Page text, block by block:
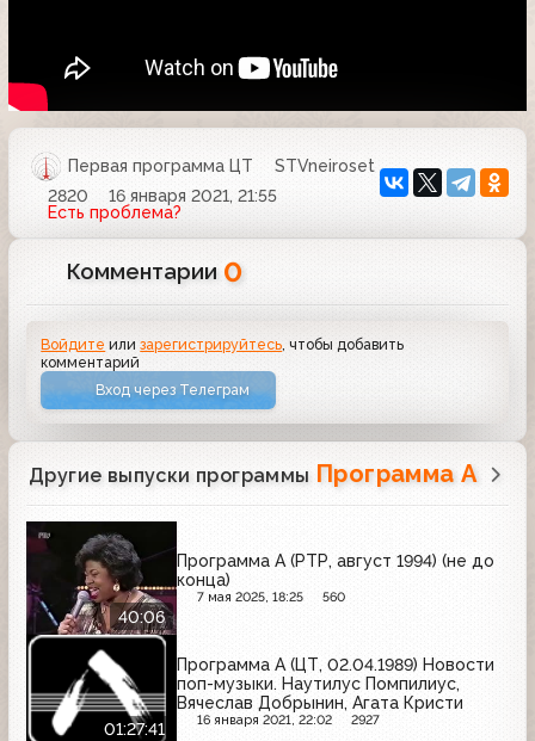
Первая программа ЦТ
STVneiroset
2820
16 января 2021, 21:55
Есть проблема?
Комментарии 0
Войдите илизарегистрируйтесь , чтобы добавить
комментарий
Вход через Телеграм
Другие выпуски программы Программа А
40:06
Программа А (РТР, август 1994) (не до
конца)
7 мая 2025, 18:25 560
01:27:41
Программа А (ЦТ, 02.04.1989) Новости
поп-музыки. Наутилус Помпилиус,
Вячеслав Добрынин, Агата Кристи
16 января 2021, 22:02 2927